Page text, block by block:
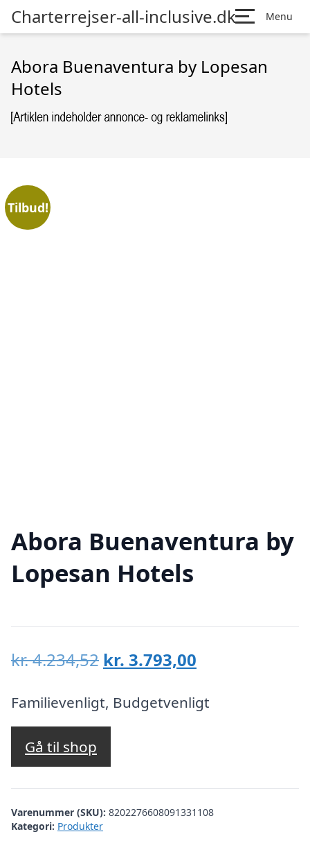
Charterrejser-all-inclusive.dk Menu
Abora Buenaventura by Lopesan
Hotels
Tilbud!
Abora Buenaventura by
Lopesan Hotels
kr.4.234,52 Den
pris
var:
kr. 3.793,00
pris
Familievenligt, Budgetvenligt
Gå til shop
Varenummer (SKU): 8202276608091331108
Kategori: Produkter